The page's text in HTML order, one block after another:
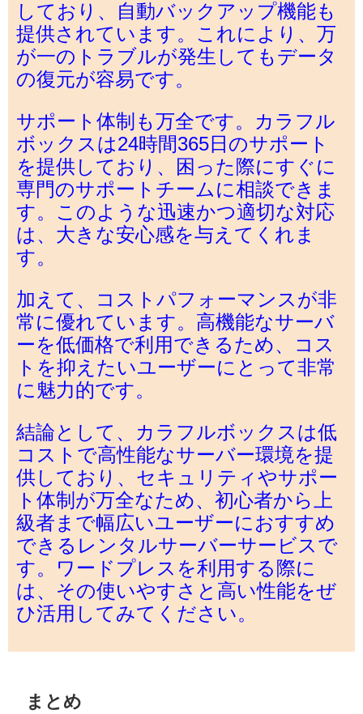
しており、自動バックアップ機能も
提供されています。これにより、万
が一のトラブルが発生してもデータ
の復元が容易です。
サポート体制も万全です。カラフル
ボックスは24時間365日のサポート
を提供しており、困った際にすぐに
専門のサポートチームに相談できま
す。このような迅速かつ適切な対応
は、大きな安心感を与えてくれま
す。
加えて、コストパフォーマンスが非
常に優れています。高機能なサーバ
ーを低価格で利用できるため、コス
トを抑えたいユーザーにとって非常
に魅力的です。
結論として、カラフルボックスは低
コストで高性能なサーバー環境を提
供しており、セキュリティやサポー
ト体制が万全なため、初心者から上
級者まで幅広いユーザーにおすすめ
できるレンタルサーバーサービスで
す。ワードプレスを利用する際に
は、その使いやすさと高い性能をぜ
ひ活用してみてください。
まとめ